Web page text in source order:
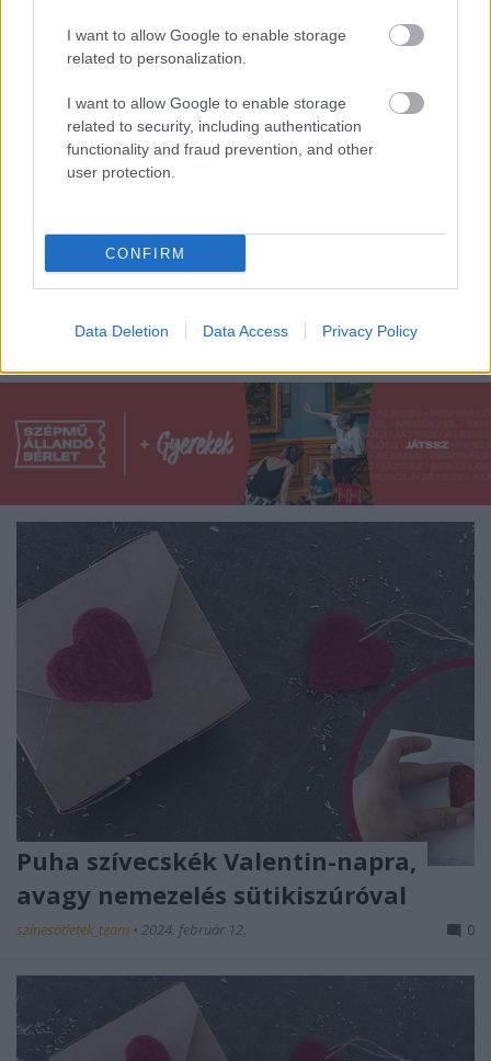
I want to allow Google to enable storage
related to personalization.
I want to allow Google to enable storage
related to security, including authentication
functionality and fraud prevention, and other
user protection.
CONFIRM
Data Deletion Data Access Privacy Policy
Bár sok intézményben és közösségben egészen hét
legalább kettő vár - az idei farsangi ...
Puha szívecskék Valentin-napra,
avagy nemezelés sütikiszúróval
színesötletek_team • 2024. február 12. 0